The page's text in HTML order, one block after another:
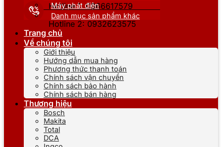
Hotline 1: 0866617579
Hotline 2: 0932623575
Máy phát điện
Danh mục sản phẩm khác
Trang chủ
Về chúng tôi
Giới thiệu
Hướng dẫn mua hàng
Phương thức thanh toán
Chính sách vận chuyển
Chính sách bảo hành
Chính sách bán hàng
Thương hiệu
Bosch
Makita
Total
DCA